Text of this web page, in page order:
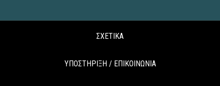
ΣΧΕΤΙΚΑ
ΥΠΟΣΤΗΡΙΞΗ / ΕΠΙΚΟΙΝΩΝΙΑ